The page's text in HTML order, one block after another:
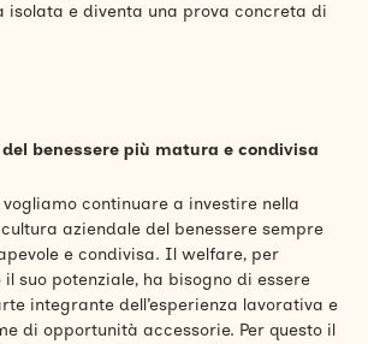
isolata e diventa una prova concreta di
benessere più matura e condivisa
continuare a investire nella
aziendale del benessere sempre
e condivisa. Il welfare, per
suo potenziale, ha bisogno di essere
integrante dell’esperienza lavorativa e
di opportunità accessorie. Per questo il